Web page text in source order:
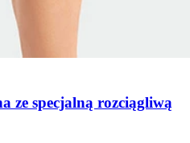
ze specjalną rozciągliwą